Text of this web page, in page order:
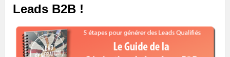
Leads B2B !